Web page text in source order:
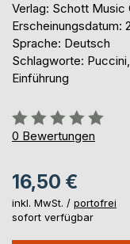
Verlag: Schott Music
Erscheinungsdatum:
Sprache: Deutsch
Schlagworte:
Einführung
Bewertung::
0%
0 Bewertungen
16,50 €
inkl. MwSt. / portofrei
sofort verfügbar